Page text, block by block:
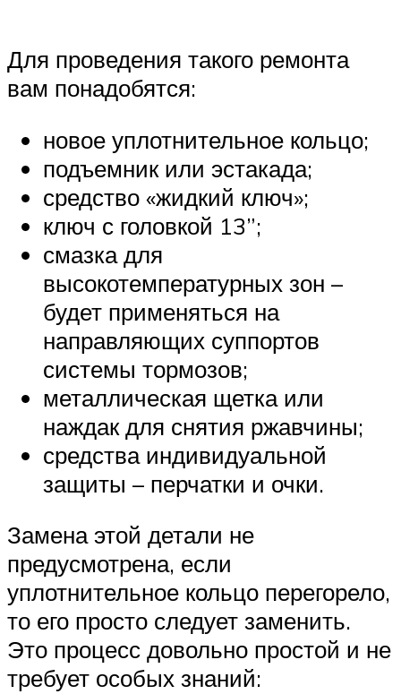
Для проведения такого ремонта
вам понадобятся:
новое уплотнительное кольцо;
подъемник или эстакада;
средство «жидкий ключ»;
ключ с головкой 13”;
смазка для
высокотемпературных зон –
будет применяться на
направляющих суппортов
системы тормозов;
металлическая щетка или
наждак для снятия ржавчины;
средства индивидуальной
защиты – перчатки и очки.
Замена этой детали не
предусмотрена, если
уплотнительное кольцо перегорело,
то его просто следует заменить.
Это процесс довольно простой и не
требует особых знаний: